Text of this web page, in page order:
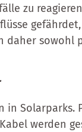
zu
daher sowohl
in Solarparks.
werden